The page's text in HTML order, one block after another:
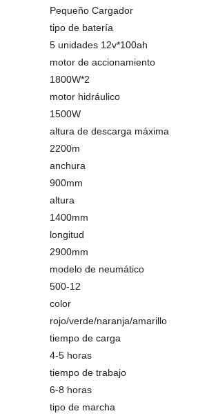
Pequeño Cargador
tipo de batería
5 unidades 12v*100ah
motor de accionamiento
1800W*2
motor hidráulico
1500W
altura de descarga máxima
2200m
anchura
900mm
altura
1400mm
longitud
2900mm
modelo de neumático
500-12
color
rojo/verde/naranja/amarillo
tiempo de carga
4-5 horas
tiempo de trabajo
6-8 horas
tipo de marcha